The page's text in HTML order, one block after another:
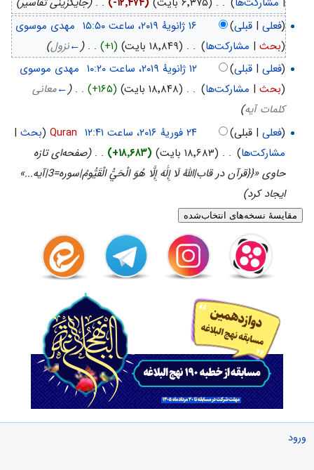
(فعلی| قبلی)
‏ مهدی موسوی
(بحث| مشارکت‌ها)
. . (۱۸٬۸۴۹ بایت) (+۱)‏
. .
(
←نزول)
(فعلی| قبلی)
‏ مهدی موسوی
(بحث| مشارکت‌ها)
. . (۱۸٬۸۴۸ بایت) (+۱۶۵)‏
. .
(
←معانی
کلمات آیه)
(فعلی| قبلی) ‏
Quran
(بحث|
مشارکت‌ها)
. . (۱۸٬۶۸۳ بایت) (+۱۸٬۶۸۳) . . (صفحه‌ای تازه
حاوی «{{قرآن در قاب|اللَّهُ لَا إِلَٰهَ إِلَّا هُوَ الْحَيُّ الْقَيُّومُ|سوره=3|آیه...»
ایجاد کرد)
ورود